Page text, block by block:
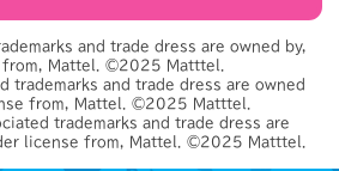
and trade dress are owned by,
Mattel. ©2025 Matttel.
trademarks and trade dress are owned
from, Mattel. ©2025 Matttel.
trademarks and trade dress are
license from, Mattel. ©2025 Matttel.